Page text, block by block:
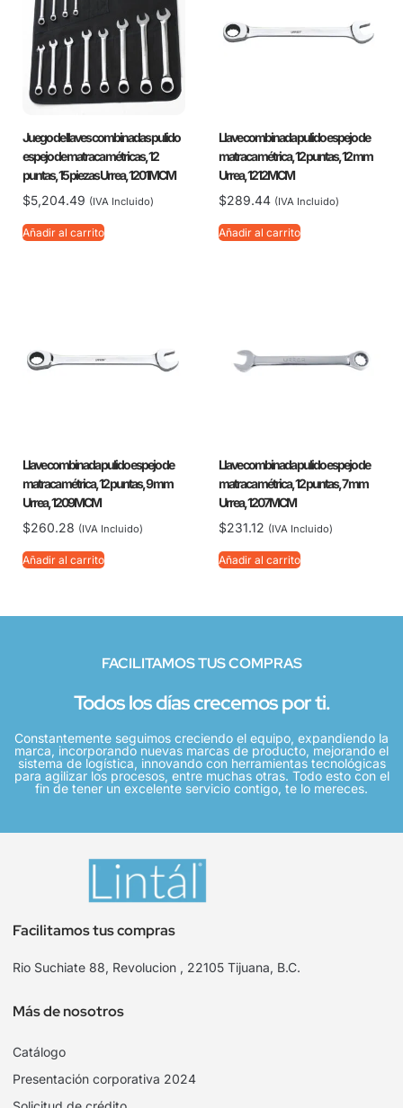
Juego de llaves combinadas pulido
espejo de matraca métricas, 12
puntas, 15 piezas Urrea, 1201MCM
$5,204.49 (IVA Incluido)
Añadir al carrito
Llave combinada pulido espejo de
matraca métrica, 12 puntas, 12 mm
Urrea, 1212MCM
$289.44 (IVA Incluido)
Añadir al carrito
Llave combinada pulido espejo de
matraca métrica, 12 puntas, 9 mm
Urrea, 1209MCM
$260.28 (IVA Incluido)
Añadir al carrito
Llave combinada pulido espejo de
matraca métrica, 12 puntas, 7 mm
Urrea, 1207MCM
$231.12 (IVA Incluido)
Añadir al carrito
FACILITAMOS TUS COMPRAS
Todos los días crecemos por ti.
Constantemente seguimos creciendo el equipo, expandiendo la
marca, incorporando nuevas marcas de producto, mejorando el
sistema de logística, innovando con herramientas tecnológicas
para agilizar los procesos, entre muchas otras. Todo esto con el
fin de tener un excelente servicio contigo, te lo mereces.
Facilitamos tus compras
Rio Suchiate 88, Revolucion , 22105 Tijuana, B.C.
Más de nosotros
Catálogo
Presentación corporativa 2024